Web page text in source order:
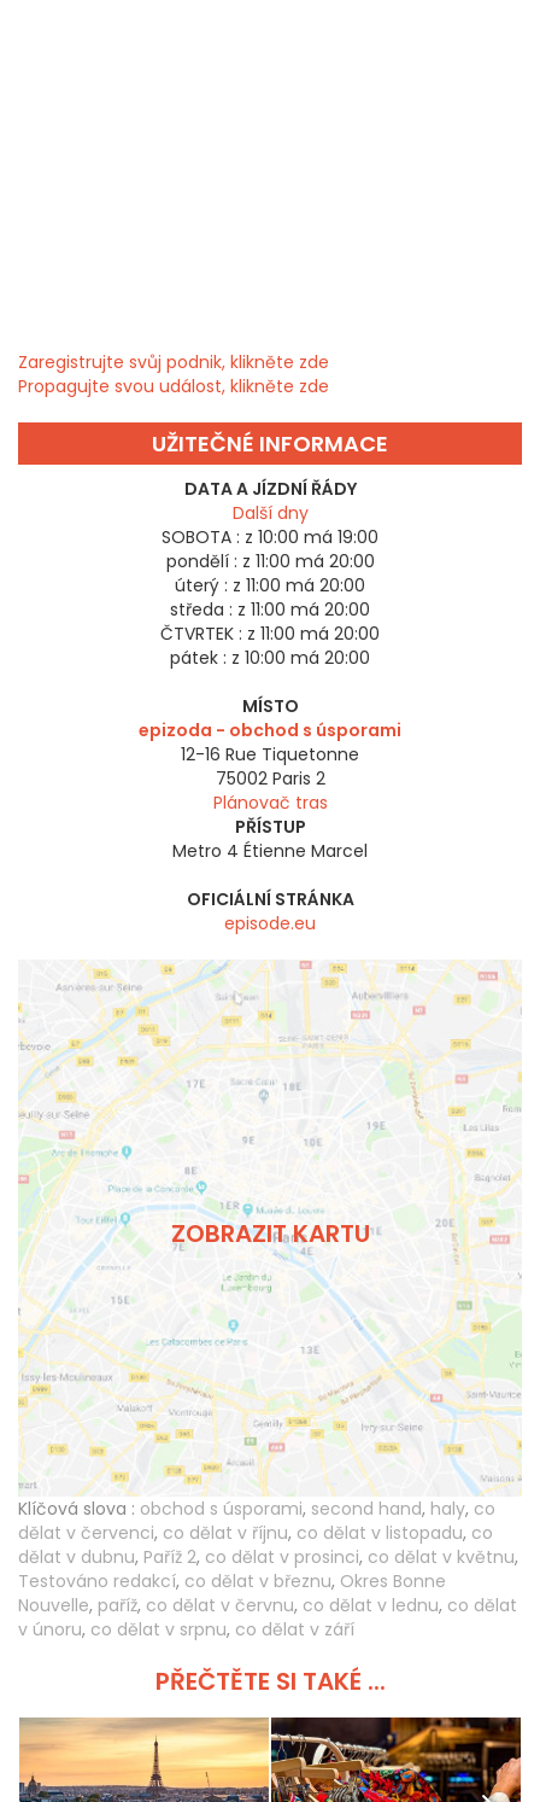
Zaregistrujte svůj podnik, klikněte zde
Propagujte svou událost, klikněte zde
UŽITEČNÉ INFORMACE
DATA A JÍZDNÍ ŘÁDY
Další dny
SOBOTA : z 10:00 má 19:00
pondělí : z 11:00 má 20:00
úterý : z 11:00 má 20:00
středa : z 11:00 má 20:00
ČTVRTEK : z 11:00 má 20:00
pátek : z 10:00 má 20:00
MÍSTO
epizoda - obchod s úsporami
12-16 Rue Tiquetonne
75002 Paris 2
Plánovač tras
PŘÍSTUP
Metro 4 Étienne Marcel
OFICIÁLNÍ STRÁNKA
episode.eu
ZOBRAZIT KARTU
Klíčová slova : obchod s úsporami, second hand, haly, co
dělat v červenci, co dělat v říjnu, co dělat v listopadu, co
dělat v dubnu, Paříž 2, co dělat v prosinci, co dělat v květnu,
Testováno redakcí, co dělat v březnu, Okres Bonne
Nouvelle, paříž, co dělat v červnu, co dělat v lednu, co dělat
v únoru, co dělat v srpnu, co dělat v září
PŘEČTĚTE SI TAKÉ ...